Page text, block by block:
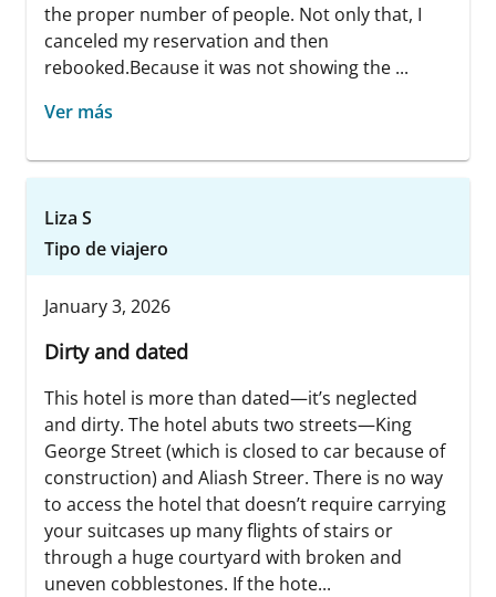
the proper number of people. Not only that, I
canceled my reservation and then
rebooked.Because it was not showing the ...
Ver más
Liza S
Tipo de viajero
January 3, 2026
Dirty and dated
This hotel is more than dated—it’s neglected
and dirty. The hotel abuts two streets—King
George Street (which is closed to car because of
construction) and Aliash Streer. There is no way
to access the hotel that doesn’t require carrying
your suitcases up many flights of stairs or
through a huge courtyard with broken and
uneven cobblestones. If the hote...